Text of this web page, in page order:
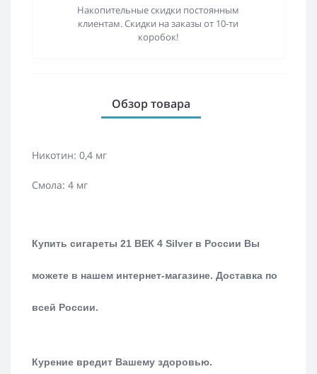
Накопительные скидки постоянным
клиентам. Скидки на заказы от 10-ти
коробок!
Обзор товара
Никотин: 0,4 мг
Смола: 4 мг
Купить сигареты 21 ВЕК 4 Silver в России Вы
можете в нашем интернет-магазине. Доставка по
всей России.
Курение вредит Вашему здоровью.